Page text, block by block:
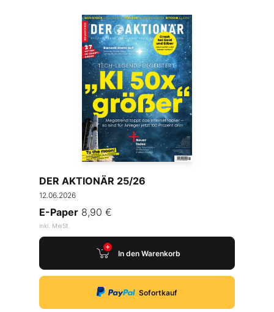
DER AKTIONÄR 25/26
12.06.2026
E-Paper 8,90 €
inkl. MwSt.
In den Warenkorb
Sofortkauf